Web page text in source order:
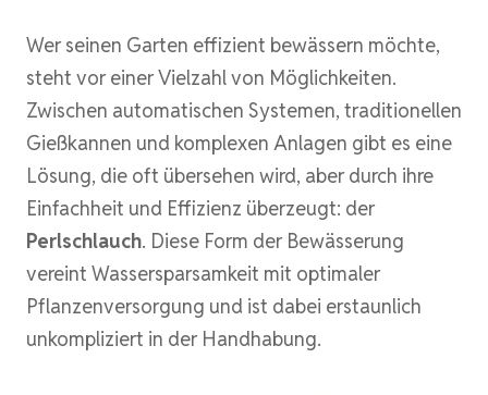
Wer seinen Garten effizient bewässern möchte,
steht vor einer Vielzahl von Möglichkeiten.
Zwischen automatischen Systemen, traditionellen
Gießkannen und komplexen Anlagen gibt es eine
Lösung, die oft übersehen wird, aber durch ihre
Einfachheit und Effizienz überzeugt: der
Perlschlauch. Diese Form der Bewässerung
vereint Wassersparsamkeit mit optimaler
Pflanzenversorgung und ist dabei erstaunlich
unkompliziert in der Handhabung.